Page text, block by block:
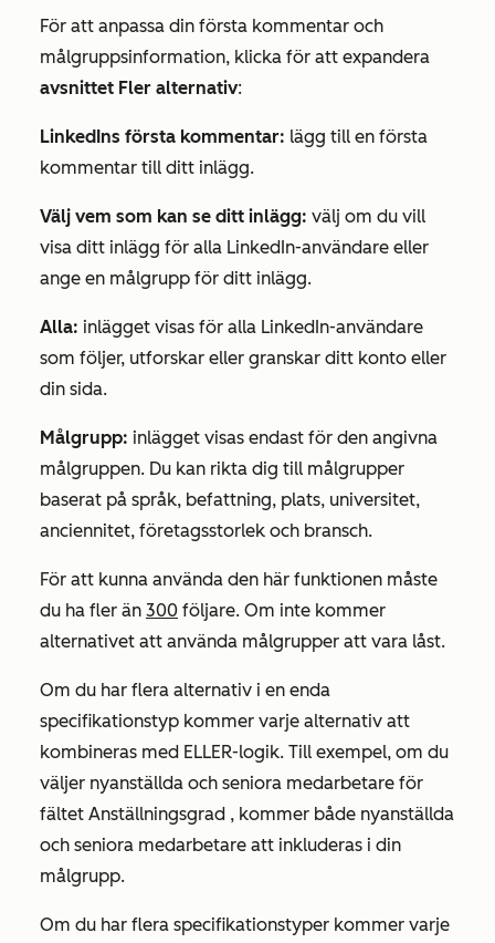
För att anpassa din första kommentar och
målgruppsinformation, klicka för att expandera
avsnittet Fler alternativ:
LinkedIns första kommentar: lägg till en första
kommentar till ditt inlägg.
Välj vem som kan se ditt inlägg: välj om du vill
visa ditt inlägg för alla LinkedIn-användare eller
ange en målgrupp för ditt inlägg.
Alla: inlägget visas för alla LinkedIn-användare
som följer, utforskar eller granskar ditt konto eller
din sida.
Målgrupp: inlägget visas endast för den angivna
målgruppen. Du kan rikta dig till målgrupper
baserat på språk, befattning, plats, universitet,
anciennitet, företagsstorlek och bransch.
För att kunna använda den här funktionen måste
du ha fler än 300 följare. Om inte kommer
alternativet att använda målgrupper att vara låst.
Om du har flera alternativ i en enda
specifikationstyp kommer varje alternativ att
kombineras med ELLER-logik. Till exempel, om du
väljer nyanställda och seniora medarbetare för
fältet Anställningsgrad , kommer både nyanställda
och seniora medarbetare att inkluderas i din
målgrupp.
Om du har flera specifikationstyper kommer varje